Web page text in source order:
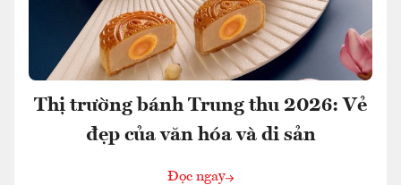
Thị trường bánh Trung thu 2026: Vẻ
đẹp của văn hóa và di sản
Đọc ngay